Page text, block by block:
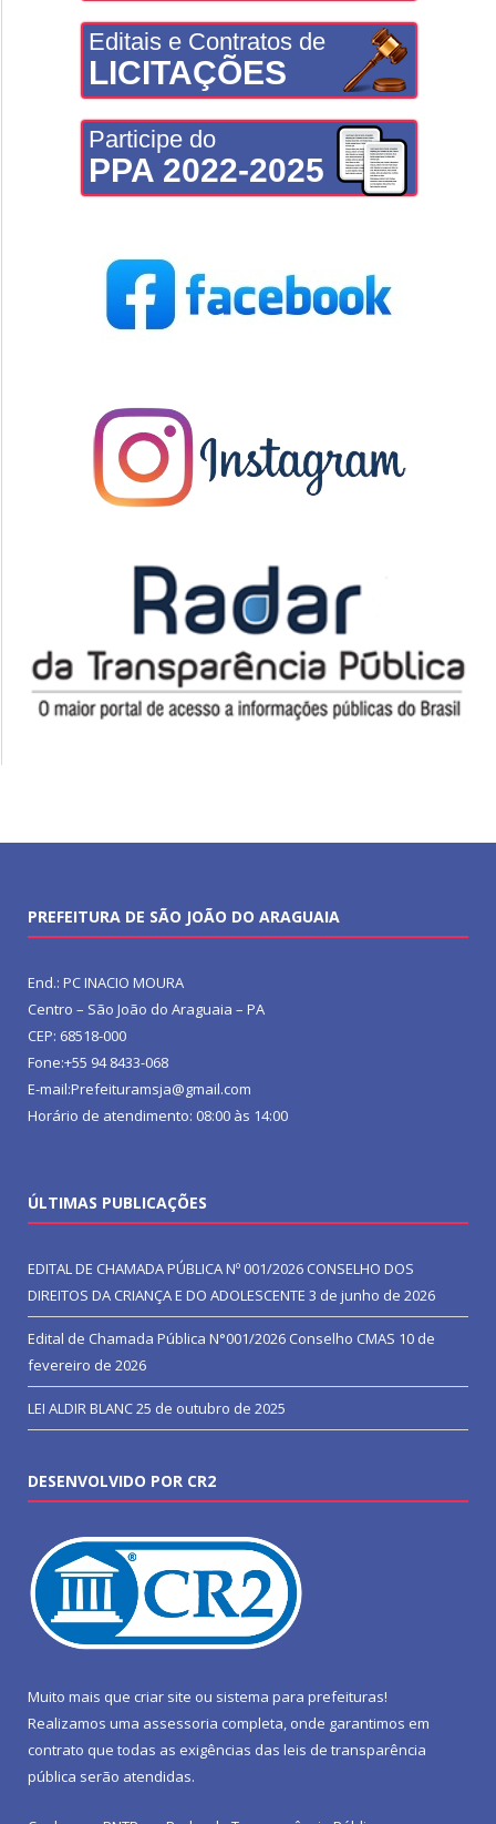
Editais e Contratos de
LICITAÇÕES
Participe do
PPA 2022-2025
PREFEITURA DE SÃO JOÃO DO ARAGUAIA
End.: PC INACIO MOURA
Centro – São João do Araguaia – PA
CEP: 68518-000
Fone:+55 94 8433-068
E-mail:Prefeituramsja@gmail.com
Horário de atendimento: 08:00 às 14:00
ÚLTIMAS PUBLICAÇÕES
EDITAL DE CHAMADA PÚBLICA Nº 001/2026 CONSELHO DOS
DIREITOS DA CRIANÇA E DO ADOLESCENTE 3 de junho de 2026
Edital de Chamada Pública N°001/2026 Conselho CMAS 10 de
fevereiro de 2026
LEI ALDIR BLANC25 de outubro de 2025
DESENVOLVIDO POR CR2
Muito mais que criar site ou sistema para prefeituras!
Realizamos uma assessoria completa, onde garantimos em
contrato que todas as exigências das leis de transparência
pública serão atendidas.